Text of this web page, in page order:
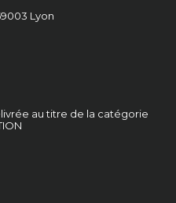
Lyon
au titre de la catégorie